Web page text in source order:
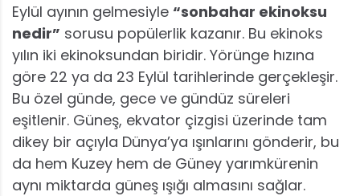
Eylül ayının gelmesiyle “sonbahar ekinoksu
nedir” sorusu popülerlik kazanır. Bu ekinoks
yılın iki ekinoksundan biridir. Yörünge hızına
göre 22 ya da 23 Eylül tarihlerinde gerçekleşir.
Bu özel günde, gece ve gündüz süreleri
eşitlenir. Güneş, ekvator çizgisi üzerinde tam
dikey bir açıyla Dünya’ya ışınlarını gönderir, bu
da hem Kuzey hem de Güney yarımkürenin
aynı miktarda güneş ışığı almasını sağlar.